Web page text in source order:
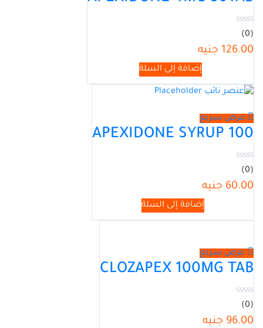
(0)
126.00 جنيه
إضافة إلى السلة
عرض سريع
APEXIDONE SYRUP 100
(0)
60.00 جنيه
إضافة إلى السلة
عرض سريع
CLOZAPEX 100MG TAB
(0)
96.00 جنيه